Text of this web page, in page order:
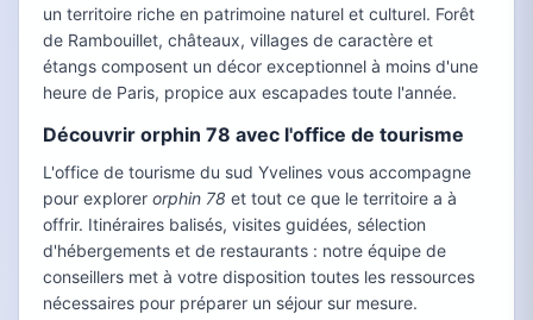
un territoire riche en patrimoine naturel et culturel. Forêt
de Rambouillet, châteaux, villages de caractère et
étangs composent un décor exceptionnel à moins d'une
heure de Paris, propice aux escapades toute l'année.
Découvrir orphin 78 avec l'office de tourisme
L'office de tourisme du sud Yvelines vous accompagne
pour explorer orphin 78 et tout ce que le territoire a à
offrir. Itinéraires balisés, visites guidées, sélection
d'hébergements et de restaurants : notre équipe de
conseillers met à votre disposition toutes les ressources
nécessaires pour préparer un séjour sur mesure.